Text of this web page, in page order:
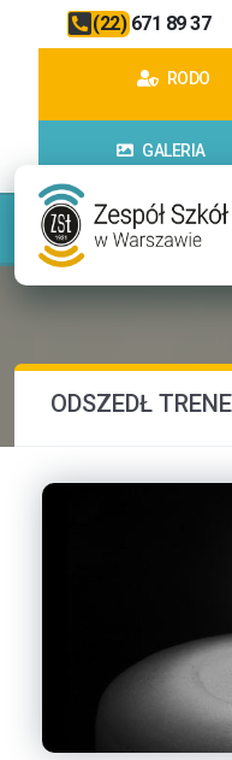
(22) 671 89 37
RODO
GALERIA
ODSZEDŁ